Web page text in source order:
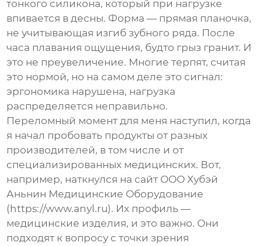
тонкого силикона, который при нагрузке
впивается в десны. Форма — прямая планочка,
не учитывающая изгиб зубного ряда. После
часа плавания ощущения, будто грыз гранит. И
это не преувеличение. Многие терпят, считая
это нормой, но на самом деле это сигнал:
эргономика нарушена, нагрузка
распределяется неправильно.
Переломный момент для меня наступил, когда
я начал пробовать продукты от разных
производителей, в том числе и от
специализированных медицинских. Вот,
например, наткнулся на сайт ООО Хубэй
Аньнин Медицинские Оборудование
(https://www.anyl.ru). Их профиль —
медицинские изделия, и это важно. Они
подходят к вопросу с точки зрения